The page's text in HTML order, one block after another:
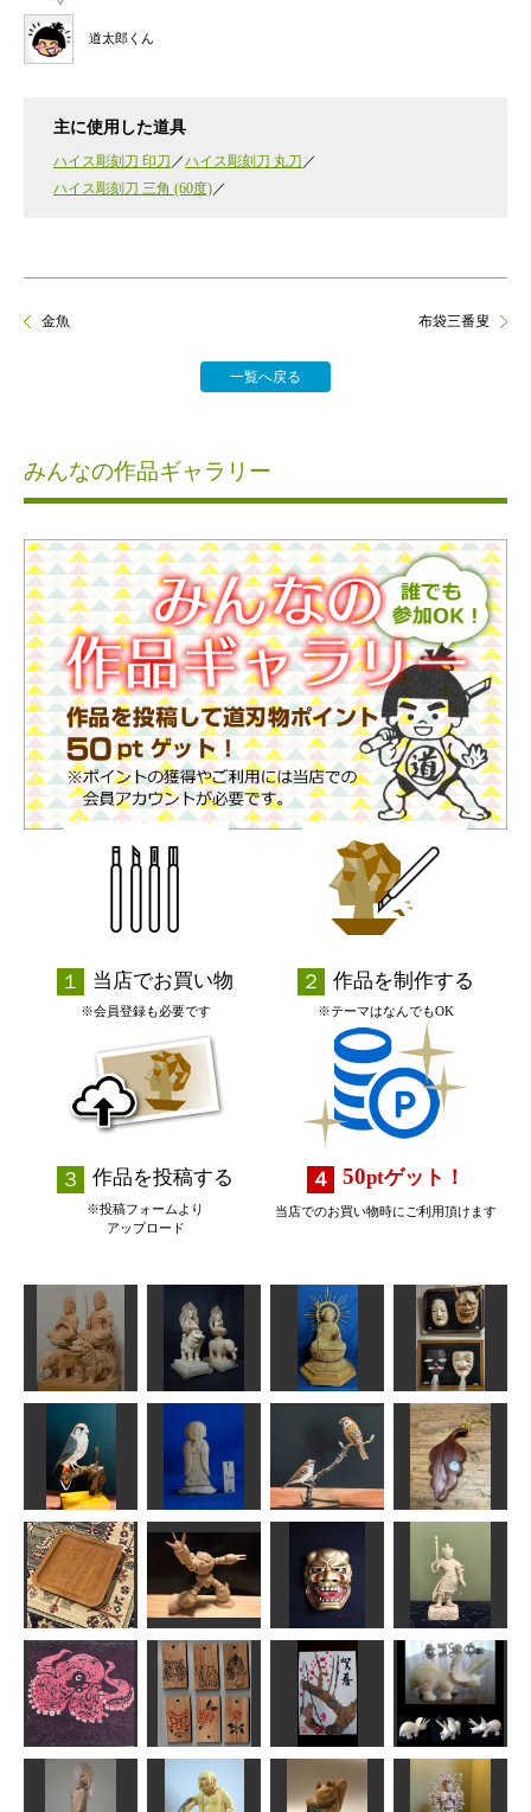
道太郎くん
主に使用した道具
ハイス彫刻刀 印刀
ハイス彫刻刀 丸刀
ハイス彫刻刀 三角 (60度)
金魚
一覧へ戻る
布袋三番叟
みんなの作品ギャラリー
当店でお買い物
※会員登録も必要です
作品を制作する
※テーマはなんでもOK
作品を投稿する
※投稿フォームより
アップロード
50ptゲット！
当店でのお買い物時にご利用頂けます
文殊菩薩、普
賢菩薩
なんぺい
文殊・普賢菩
薩
まあちゃん
地蔵菩薩坐像
ta-chann
能面
内藤 武宝
チョウゲンボ
ウ（長元坊）
MINI
お地蔵さん
ta-chann
スズメ
MINI
ペンダント
ヘソベイ
アイヌ イタ
（お盆）
MK
ズゴック
しょんつぁん
獅子口
ケンちゃん
安底羅大将
みっちゃん